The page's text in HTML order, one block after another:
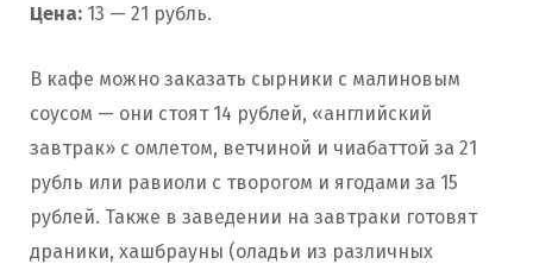
Цена: 13 — 21 рубль.
В кафе можно заказать сырники с малиновым
соусом — они стоят 14 рублей, «английский
завтрак» с омлетом, ветчиной и чиабаттой за 21
рубль или равиоли с творогом и ягодами за 15
рублей. Также в заведении на завтраки готовят
драники, хашбрауны (оладьи из различных